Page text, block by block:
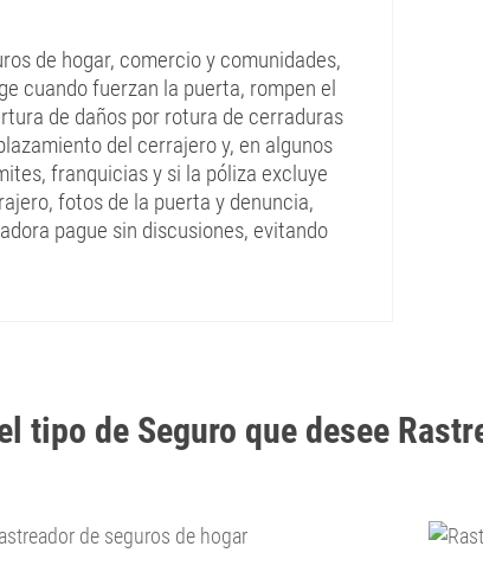
de hogar, comercio y comunidades,
cuando fuerzan la puerta, rompen el
de daños por rotura de cerraduras
del cerrajero y, en algunos
franquicias y si la póliza excluye
fotos de la puerta y denuncia,
pague sin discusiones, evitando
tipo de Seguro que desee